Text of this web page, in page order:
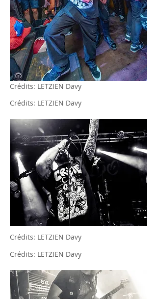
Crédits: LETZIEN Davy
Crédits: LETZIEN Davy
Crédits: LETZIEN Davy
Crédits: LETZIEN Davy